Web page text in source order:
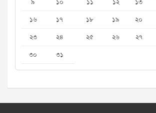
৯
১০ ১১ ১২ ১৩
১৬
১৭ ১৮ ১৯ ২০
২৩
২৪ ২৫ ২৬ ২৭
৩০
৩১